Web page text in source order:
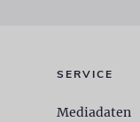
SERVICE
Mediadaten